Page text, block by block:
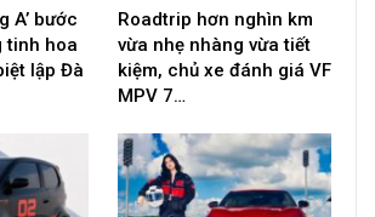
A’ bước
tinh hoa
lập Đà
Roadtrip hơn nghìn km
vừa nhẹ nhàng vừa tiết
kiệm, chủ xe đánh giá VF
MPV 7…